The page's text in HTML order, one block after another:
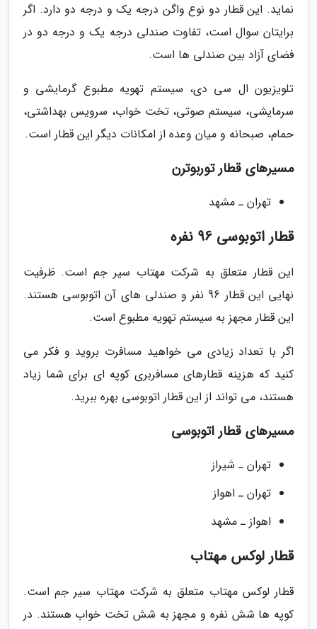
نماید. این قطار دو نوع واگن درجه یک و درجه دو دارد. اگر
برایتان سوال است، تفاوت صندلی درجه یک و درجه دو در
فضای آزاد بین صندلی ها است.
تلویزیون ال سی دی، سیستم تهویه مطبوع گرمایشی و
سرمایشی، سیستم صوتی، تخت خواب، سرویس بهداشتی،
حمام، صبحانه و میان وعده از امکانات دیگر این قطار است.
مسیرهای قطار توربوترن
تهران ـ مشهد
قطار اتوبوسی 96 نفره
این قطار متعلق به شرکت مهتاب سیر جم است. ظرفیت
نهایی این قطار 96 نفر و صندلی های آن اتوبوسی هستند.
این قطار مجهز به سیستم تهویه مطبوع است.
اگر با تعداد زیادی می خواهید مسافرت بروید و فکر می
کنید که هزینه قطارهای مسافربری کوپه ای برای شما زیاد
هستند، می تواند از این قطار اتوبوسی بهره ببرید.
مسیرهای قطار اتوبوسی
تهران ـ شیراز
تهران ـ اهواز
اهواز ـ مشهد
قطار لوکس مهتاب
قطار لوکس مهتاب متعلق به شرکت مهتاب سیر جم است.
کوپه ها شش نفره و مجهز به شش تخت خواب هستند. در